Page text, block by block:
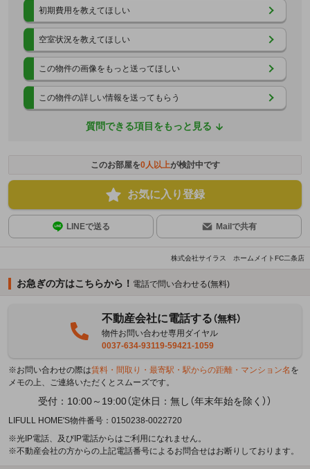
初期費用を教えてほしい
空室状況を教えてほしい
この物件の画像をもっと送ってほしい
この物件の詳しい情報を送ってもらう
質問できる項目をもっと見る
このお部屋を0人以上が検討中です
お気に入り登録
LINEで送る Mailで共有
株式会社サイラス ホームメイトFC二条店
お急ぎの方はこちらから！ 電話で問い合わせる(無料)
不動産会社に電話する（無料）
物件お問い合わせ専用ダイヤル
0037-634-93119-59421-1059
※お問い合わせの際は賃料・間取り・最寄駅・駅からの距離・マンション名 を
メモの上、ご連絡いただくとスムーズです。
受付：10:00～19:00（定休日：無し（年末年始を除く））
LIFULL HOME'S物件番号：0150238-0022720
※光IP電話、及びIP電話からはご利用になれません。
※不動産会社の方からの上記電話番号によるお問合せはお断りしております。